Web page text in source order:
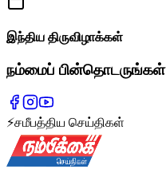
இந்திய திருவிழாக்கள்
நம்மைப் பின்தொடருங்கள்
⚡சமீபத்திய செய்திகள்